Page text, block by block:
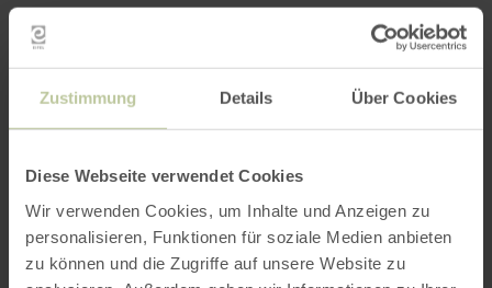
Zustimmung Details Über Cookies
Diese Webseite verwendet Cookies
Wir verwenden Cookies, um Inhalte und Anzeigen zu
personalisieren, Funktionen für soziale Medien anbieten
zu können und die Zugriffe auf unsere Website zu
Catégories
Impressions